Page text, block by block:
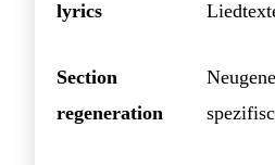
lyrics
Section
regeneration